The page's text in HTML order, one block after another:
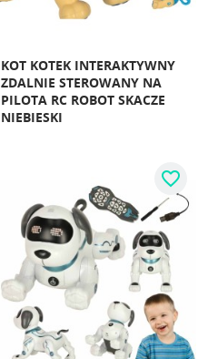
KOT KOTEK INTERAKTYWNY
ZDALNIE STEROWANY NA
PILOTA RC ROBOT SKACZE
NIEBIESKI
favorite_border